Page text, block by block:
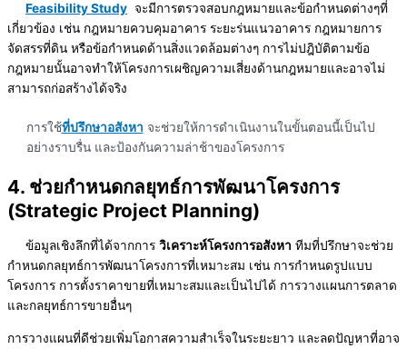
Feasibility Study จะมีการตรวจสอบกฎหมายและข้อกำหนดต่างๆที่
เกี่ยวข้อง เช่น กฎหมายควบคุมอาคาร ระยะร่นแนวอาคาร กฎหมายการ
จัดสรรที่ดิน หรือข้อกำหนดด้านสิ่งแวดล้อมต่างๆ การไม่ปฎิบัติตามข้อ
กฎหมายนั้นอาจทำให้โครงการเผชิญความเสี่ยงด้านกฎหมายและอาจไม่
สามารถก่อสร้างได้จริง
การใช้ที่ปรึกษาอสังหา จะช่วยให้การดำเนินงานในขั้นตอนนี้เป็นไป
อย่างราบรื่น และป้องกันความล่าช้าของโครงการ
4. ช่วยกำหนดกลยุทธ์การพัฒนาโครงการ
(Strategic Project Planning)
ข้อมูลเชิงลึกที่ได้จากการ วิเคราะห์โครงการอสังหา ทีมที่ปรึกษาจะช่วย
กำหนดกลยุทธ์การพัฒนาโครงการที่เหมาะสม เช่น การกำหนดรูปแบบ
โครงการ การตั้งราคาขายที่เหมาะสมและเป็นไปได้ การวางแผนการตลาด
และกลยุทธ์การขายอื่นๆ
การวางแผนที่ดีช่วยเพิ่มโอกาสความสำเร็จในระยะยาว และลดปัญหาที่อาจ